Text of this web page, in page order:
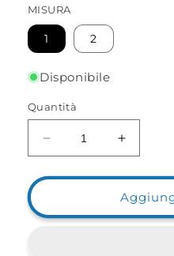
MISURA
1 2
Disponibile
Quantità
Diminuisci
quantità
per
ring
Aumenta
quantità
per
Nose
ring